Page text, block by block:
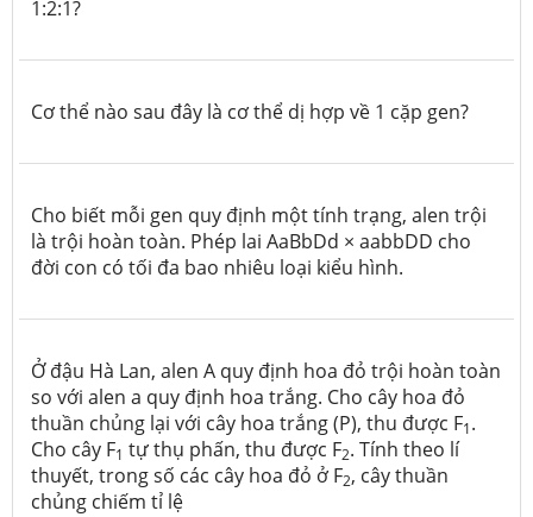
1:2:1?
Cơ thể nào sau đây là cơ thể dị hợp về 1 cặp gen?
Cho biết mỗi gen quy định một tính trạng, alen trội
là trội hoàn toàn. Phép lai AaBbDd × aabbDD cho
đời con có tối đa bao nhiêu loại kiểu hình.
Ở đậu Hà Lan, alen A quy định hoa đỏ trội hoàn toàn
so với alen a quy định hoa trắng. Cho cây hoa đỏ
thuần chủng lại với cây hoa trắng (P), thu được F1.
Cho cây F1 tự thụ phấn, thu được F2. Tính theo lí
thuyết, trong số các cây hoa đỏ ở F2, cây thuần
chủng chiếm tỉ lệ